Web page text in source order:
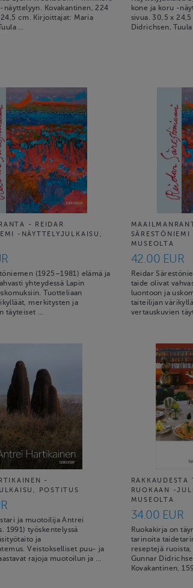
näyttelyyn. Kovakantinen, 224
cm. Kirjoittajat: Maria
…
kone ja koru -
sivua. 30,5 x
Didrichsen,
- REIDAR
-NÄYTTELYJULKAISU,
(1925–1981) elämä ja
yhteydessä Lapin
Tuotteliaan
merkitysten ja
täyteiset …
MUSEOLTA
42.00 EUR
Reidar
taide olivat
luontoon ja
taiteilijan
vertauskuvien
-
POSTITUS
ja muotoilija Antrei
1991) työskentelyssä
ja
Veistokselliset puu- ja
rajoja muotoilun ja …
RAKKAUDESTA
RUOKAAN -
MUSEOLTA
34.00 EUR
Ruokakirja on
tarinoita
reseptejä
Gunnar
Kovakantinen,